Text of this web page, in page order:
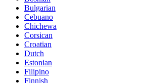
Bulgarian
Cebuano
Chichewa
Corsican
Croatian
Dutch
Estonian
Filipino
Finnish